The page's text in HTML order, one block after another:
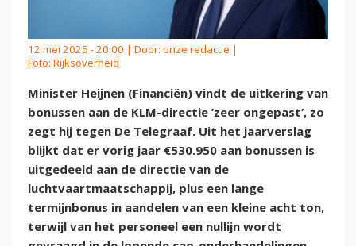
12 mei 2025 - 20:00 | Door: onze redactie |
Foto: Rijksoverheid
Minister Heijnen (Financiën) vindt de uitkering van
bonussen aan de KLM-directie ’zeer ongepast’, zo
zegt hij tegen De Telegraaf. Uit het jaarverslag
blijkt dat er vorig jaar €530.950 aan bonussen is
uitgedeeld aan de directie van de
luchtvaartmaatschappij, plus een lange
termijnbonus in aandelen van een kleine acht ton,
terwijl van het personeel een nullijn wordt